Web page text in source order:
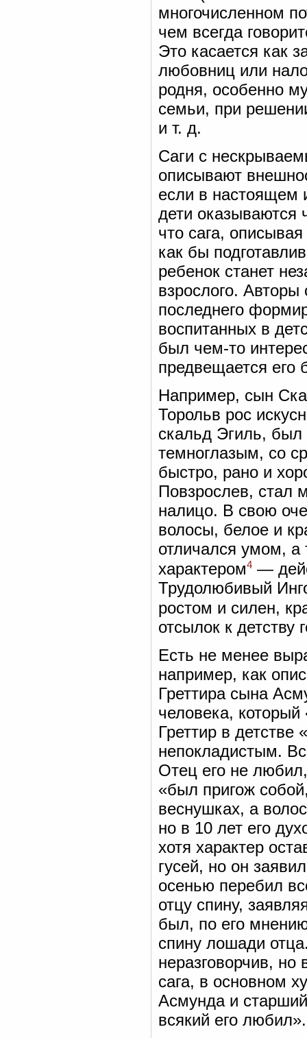
многочисленном
чем всегда
Это касается как
любовниц или
родня, особенно
семьи, при
и т. д.
Саги с
описывают
если в настоящем
дети оказываются
что сага,
как бы
ребенок станет
взрослого.
последнего
воспитанных в
был чем-то
предвещается
Например, сын
Торольв рос
скальд Эгиль,
темноглазым, со
быстро, рано и
Повзрослев, стал
налицо. В свою
волосы, белое и
отличался умом,
характером4 —
Трудолюбивый
ростом и силен,
отсылок к детству
Есть не менее
например, как
Греттира сына
человека,
Греттир в
непокладистым.
Отец его не
«был пригож
веснушках, а
но в 10 лет его
хотя характер
гусей, но он
осенью перебил
отцу спину,
был, по его
спину лошади
неразговорчив, но
сага, в основном
Асмунда и
всякий его любил».